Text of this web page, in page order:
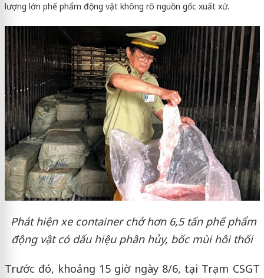
lượng lớn phế phẩm động vật không rõ nguồn gốc xuất xứ.
Phát hiện xe container chở hơn 6,5 tấn phế phẩm
động vật có dấu hiệu phân hủy, bốc mùi hôi thối
Trước đó, khoảng 15 giờ ngày 8/6, tại Trạm CSGT